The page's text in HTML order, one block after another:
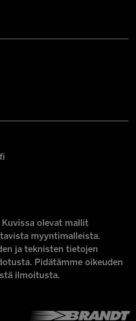
olevat mallit
myyntimalleista.
ja teknisten tietojen
Pidätämme oikeuden
ilmoitusta.